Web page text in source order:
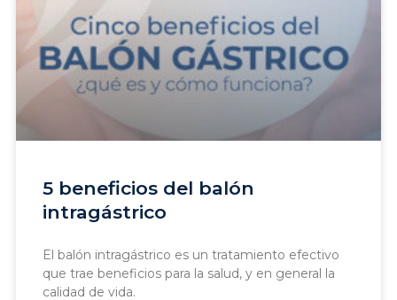
5 beneficios del balón
intragástrico
El balón intragástrico es un tratamiento efectivo
que trae beneficios para la salud, y en general la
calidad de vida.